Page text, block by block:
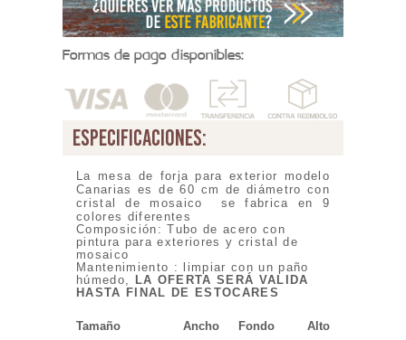
Formas de pago disponibles:
especificaciones:
La mesa de forja para exterior modelo
Canarias es de 60 cm de diámetro con
cristal de mosaico se fabrica en 9
colores diferentes
Composición: Tubo de acero con
pintura para exteriores y cristal de
mosaico
Mantenimiento : limpiar con un paño
húmedo,
LA OFERTA SERÁ VALIDA
HASTA FINAL DE ESTOCARES
Tamaño Ancho Fondo
Alto